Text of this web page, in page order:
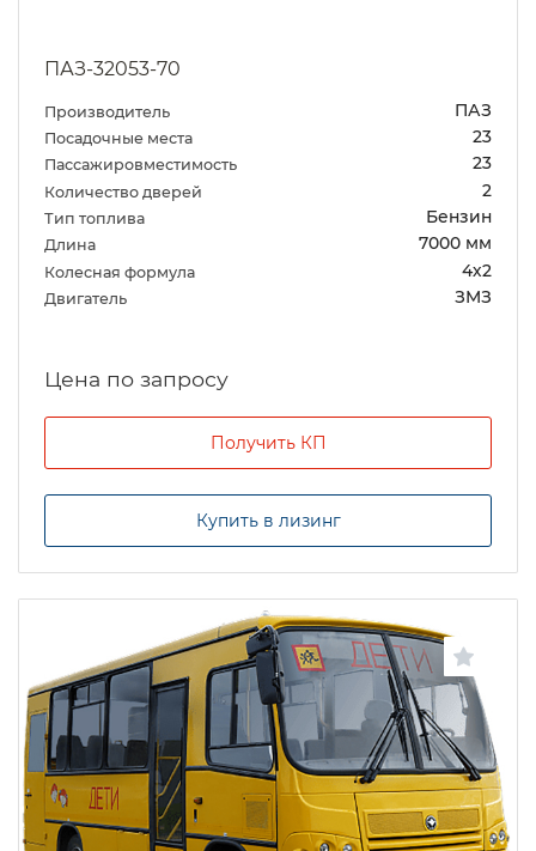
ПАЗ-32053-70
Производитель ПАЗ
Посадочные места 23
Пассажировместимость 23
Количество дверей 2
Тип топлива Бензин
Длина 7000 мм
Колесная формула 4х2
Двигатель ЗМЗ
Цена по запросу
Получить КП
Купить в лизинг